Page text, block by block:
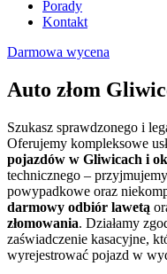
Porady
Kontakt
Darmowa wycena
Auto złom
Szukasz sprawdzonego i
Oferujemy kompleksowe
pojazdów w Gliwicach i
technicznego –
powypadkowe oraz
darmowy odbiór lawetą
złomowania. Działamy
zaświadczenie kasacyjne,
wyrejestrować pojazd w